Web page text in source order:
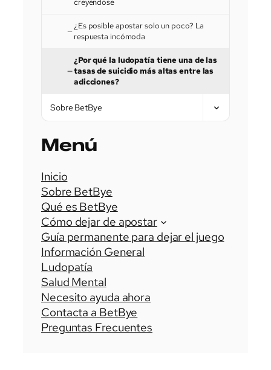
¿Es posible apostar solo un poco? La
respuesta incómoda
¿Por qué la ludopatía tiene una de las
tasas de suicidio más altas entre las
adicciones?
Sobre BetBye
Menú
Inicio
Sobre BetBye
Qué es BetBye
Cómo dejar de apostar
Guía permanente para dejar el juego
Información General
Ludopatía
Salud Mental
Necesito ayuda ahora
Contacta a BetBye
Preguntas Frecuentes